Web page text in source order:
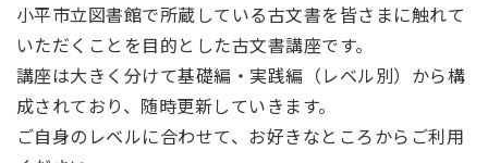
小平市立図書館で所蔵している古文書を皆さまに触れて
いただくことを目的とした古文書講座です。
講座は大きく分けて基礎編・実践編（レベル別）から構
成されており、随時更新していきます。
ご自身のレベルに合わせて、お好きなところからご利用